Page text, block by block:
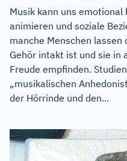
Musik kann uns emotional
animieren und soziale
manche Menschen
Gehör intakt ist und sie in
Freude empfinden.
„musikalischen
der Hörrinde und den...